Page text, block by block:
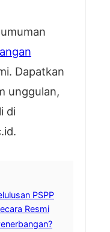
Dapatkan
unggulan,
di
PSPP
Resmi